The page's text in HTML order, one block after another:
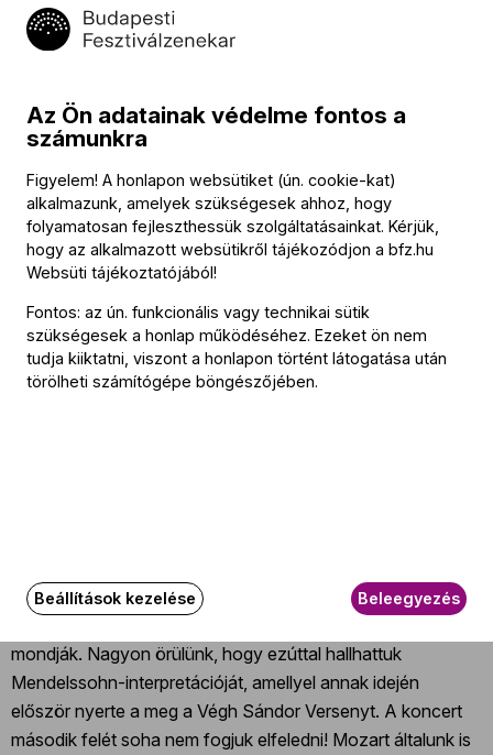
„Köszönöm újra az élményt, mindig örömünnep a
Concertino koncerten hallott művek közül a legnagyobb
élményt a Sosztakovics-mű szenvedélyessége és
végletekig ható érzelmi hullámvasútja jelentette. Bevallom,
nem nagyon ismerem a szerző munkásságát, de annyira
eleven és magával ragadó volt az előadáson, hogy
elhatároztam: barátkozást kezdek vele. Köszönöm, hogy
elvezetnek a művészetükkel általam ismeretlen tájakra, mert
rengeteg felfedezni való van ott is. Nagyon hálás vagyok
azért az érzelmi földindulásért, amit a koncertjük okozott
bennem.”
valószínűleg a BFZ egyik legszerényebb művésze. Tudjuk
mondják. Nagyon örülünk, hogy ezúttal hallhattuk
Mendelssohn-interpretációját, amellyel annak idején
először nyerte a meg a Végh Sándor Versenyt. A koncert
második felét soha nem fogjuk elfeledni! Mozart általunk is
Az Ön adatainak védelme fontos a
számunkra
Figyelem! A honlapon websütiket (ún. cookie-kat)
alkalmazunk, amelyek szükségesek ahhoz, hogy
folyamatosan fejleszthessük szolgáltatásainkat. Kérjük,
hogy az alkalmazott websütikről tájékozódjon a bfz.hu
Websüti tájékoztatójából!
Fontos: az ún. funkcionális vagy technikai sütik
szükségesek a honlap működéséhez. Ezeket ön nem
tudja kiiktatni, viszont a honlapon történt látogatása után
törölheti számítógépe böngészőjében.
Beállítások kezelése Beleegyezés